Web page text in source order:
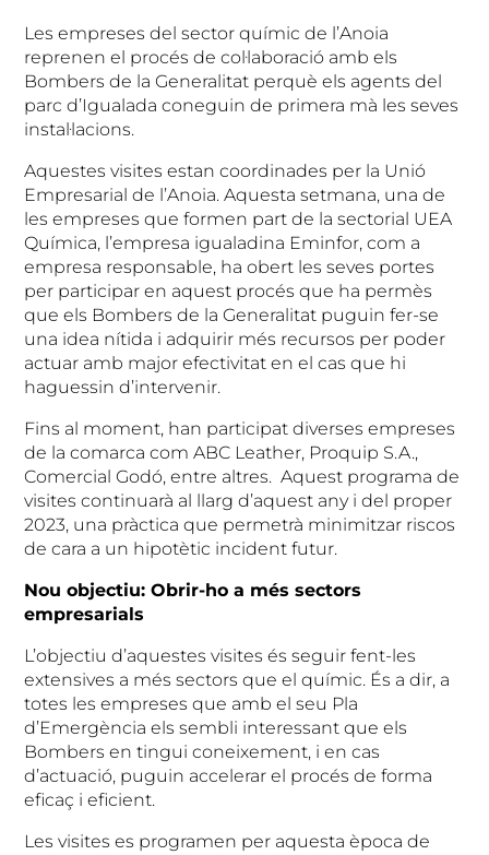
Les empreses del sector químic de l’Anoia
reprenen el procés de col·laboració amb els
Bombers de la Generalitat perquè els agents del
parc d’Igualada coneguin de primera mà les seves
instal·lacions.
Aquestes visites estan coordinades per la Unió
Empresarial de l’Anoia. Aquesta setmana, una de
les empreses que formen part de la sectorial UEA
Química, l’empresa igualadina Eminfor, com a
empresa responsable, ha obert les seves portes
per participar en aquest procés que ha permès
que els Bombers de la Generalitat puguin fer-se
una idea nítida i adquirir més recursos per poder
actuar amb major efectivitat en el cas que hi
haguessin d’intervenir.
Fins al moment, han participat diverses empreses
de la comarca com ABC Leather, Proquip S.A.,
Comercial Godó, entre altres. Aquest programa de
visites continuarà al llarg d’aquest any i del proper
2023, una pràctica que permetrà minimitzar riscos
de cara a un hipotètic incident futur.
Nou objectiu: Obrir-ho a més sectors
empresarials
L’objectiu d’aquestes visites és seguir fent-les
extensives a més sectors que el químic. És a dir, a
totes les empreses que amb el seu Pla
d’Emergència els sembli interessant que els
Bombers en tingui coneixement, i en cas
d’actuació, puguin accelerar el procés de forma
eficaç i eficient.
Les visites es programen per aquesta època de